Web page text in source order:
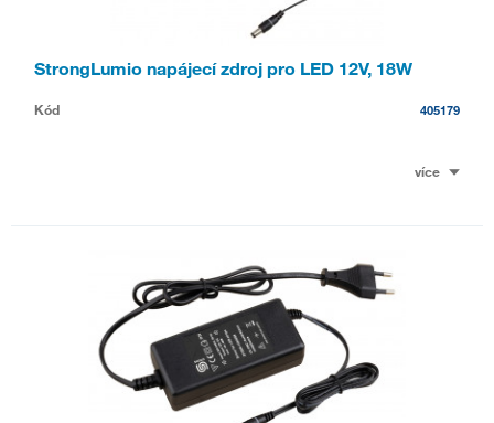
StrongLumio napájecí zdroj pro LED 12V, 18W
Kód 405179
více